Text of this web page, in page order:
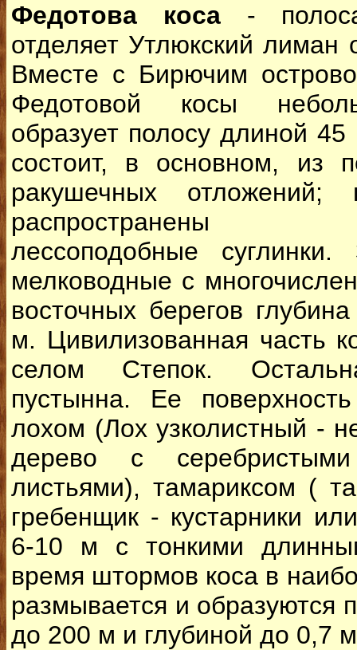
Федотова коса-
отделяет Утлюкский лиман
Вместе с Бирючим
Федотовой косы
образует полосу длиной
состоит, в основном, из
ракушечных отложений;
распространены
лессоподобные
мелководные с
восточных берегов
м. Цивилизованная часть
селом Степок.
пустынна. Ее
лохом (Лох узколистный -
дерево с серебристыми
листьями), тамариксом (
гребенщик - кустарники
6-10 м с тонкими
время штормов коса в
размывается и
до 200 м и глубиной до 0,7